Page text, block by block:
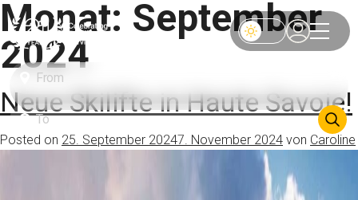
Monat: September
2024
Neue Skilifte in Haute Savoie!
Posted on 25. September 20247. November 2024 von Caroline